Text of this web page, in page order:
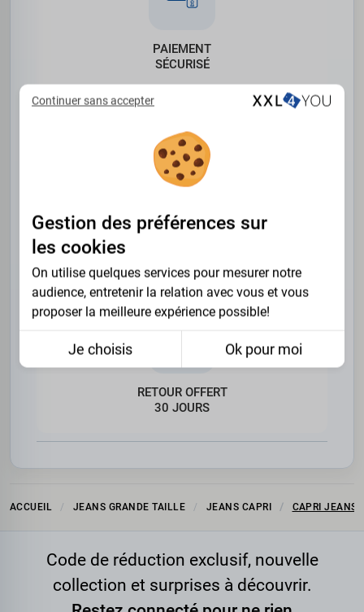
PAIEMENT
SÉCURISÉ
SATISFAIT OU
RETOUR OFFERT
30 JOURS
ACCUEIL JEANS GRANDE TAILLE JEANS CAPRI CAPRI JEANS
Code de réduction exclusif, nouvelle
collection et surprises à découvrir.
Continuer sans accepter
Gestion des préférences sur
les cookies
On utilise quelques services pour mesurer notre
audience, entretenir la relation avec vous et vous
proposer la meilleure expérience possible!
Je choisis Ok pour moi